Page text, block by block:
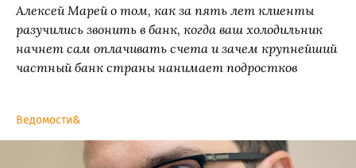
Алексей Марей о том, как за пять лет клиенты
разучились звонить в банк, когда ваш холодильник
начнет сам оплачивать счета и зачем крупнейший
частный банк страны нанимает подростков
Ведомости&